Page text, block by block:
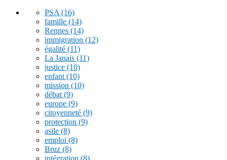
PSA (16)
famille (14)
Rennes (14)
immigration (12)
égalité (11)
La Janais (11)
justice (10)
enfant (10)
mission (10)
débat (9)
europe (9)
citoyenneté (9)
protection (9)
asile (8)
emploi (8)
Bruz (8)
intégration (8)